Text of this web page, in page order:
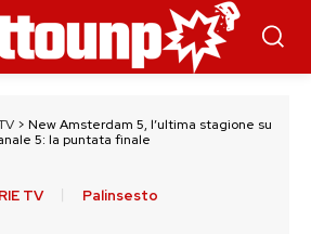
> New Amsterdam 5, l’ultima stagione su
5: la puntata finale
TV Palinsesto